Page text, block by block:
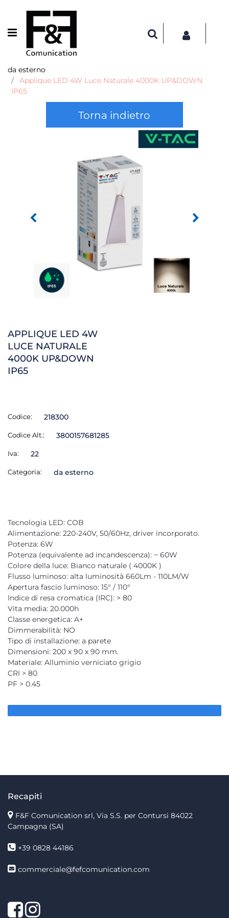
Open menu
da esterno
Applique LED 4W Luce Naturale 4000K UP&DOWN
IP65
Torna indietro
APPLIQUE LED 4W
LUCE NATURALE
4000K UP&DOWN
IP65
Codice: 218300
Codice Alt.: 3800157681285
Iva: 22
Categoria: da esterno
Tecnologia LED: COB
Alimentazione: 220-240V, 50/60Hz, driver incorporato.
Potenza: 6W
Potenza (equivalente ad incandescenza): ~ 60W
Colore della luce: Bianco naturale ( 4000K )
Flusso luminoso: alta luminosità 660Lm - 110LM/W
Apertura fascio luminoso: 15° / 110°
Indice di resa cromatica (IRC): > 80
Vita media: 20.000h
Classe energetica: A+
Dimmerabilità: NO
Tipo di installazione: a parete
Dimensioni: 200 x 90 x 90 mm.
Materiale: Alluminio verniciato grigio
CRI > 80
PF > 0.45
Recapiti
F&F Comunication srl, Via S.S. per Contursi 84022
Campagna (SA)
+39 0828 44186
commerciale@fefcomunication.com
Facebook
Twitter